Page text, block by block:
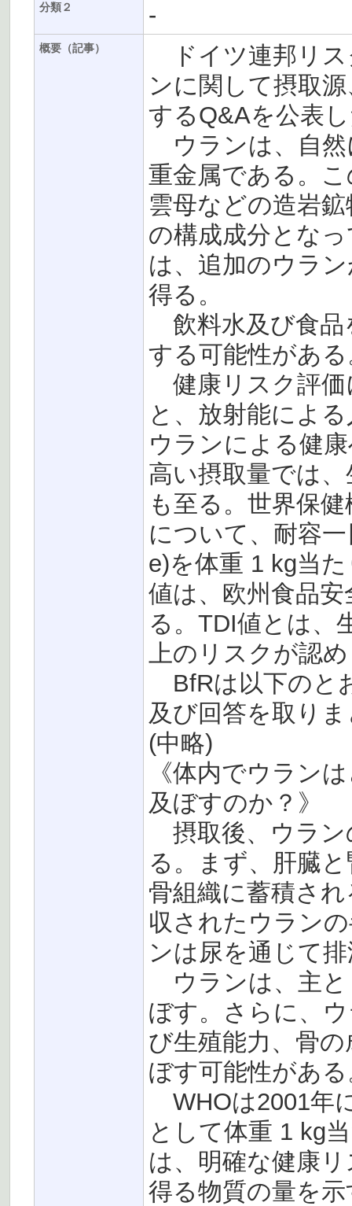
分類２ -
概要（記事）
ドイツ連邦リス
ンに関して摂取
するQ&Aを公表
ウランは、自然
重金属である。
雲母などの造岩
の構成成分とな
は、追加のウラ
得る。
飲料水及び食品
する可能性があ
健康リスク評価
と、放射能によ
ウランによる健
高い摂取量では
も至る。世界保
について、耐容
e)を体重 1 kg当
値は、欧州食品
る。TDI値とは、
上のリスクが認
BfRは以下のと
及び回答を取り
(中略)
《体内でウラン
及ぼすのか？》
摂取後、ウラン
る。まず、肝臓
骨組織に蓄積さ
収されたウラン
ンは尿を通じて
ウランは、主と
ぼす。さらに、
び生殖能力、骨
ぼす可能性があ
WHOは2001年
として体重 1 kg
は、明確な健康
得る物質の量を